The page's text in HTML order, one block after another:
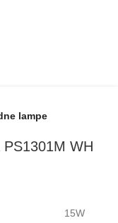
lampe
WH
15W